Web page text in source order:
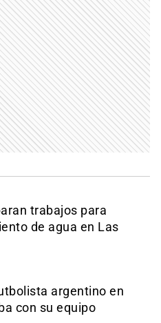
trabajos para
de agua en Las
argentino en
con su equipo